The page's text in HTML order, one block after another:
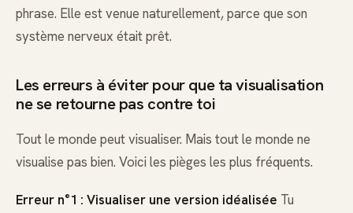
phrase. Elle est venue naturellement, parce que son
système nerveux était prêt.
Les erreurs à éviter pour que ta visualisation
ne se retourne pas contre toi
Tout le monde peut visualiser. Mais tout le monde ne
visualise pas bien. Voici les pièges les plus fréquents.
Erreur n°1 : Visualiser une version idéalisée Tu